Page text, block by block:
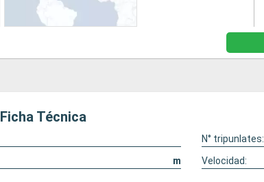
Ficha Técnica
N° tripunlates:
m Velocidad: